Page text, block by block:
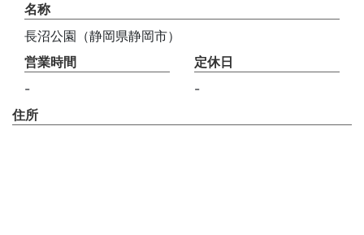
名称
長沼公園（静岡県静岡市）
営業時間
-
定休日
-
住所